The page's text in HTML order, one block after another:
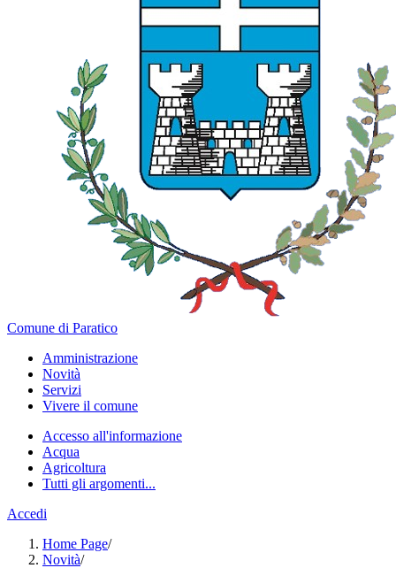
Comune di Paratico
Amministrazione
Novità
Servizi
Vivere il comune
Accesso all'informazione
Acqua
Agricoltura
Tutti gli argomenti...
Accedi
Home Page/
Novità/